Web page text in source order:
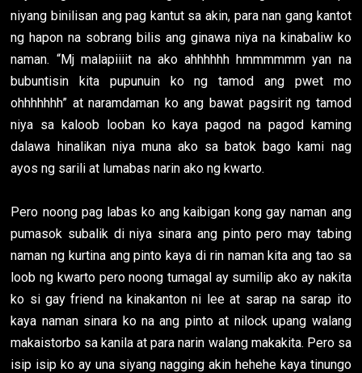
niyang binilisan ang pag kantut sa akin, para nan gang kantot
ng hapon na sobrang bilis ang ginawa niya na kinabaliw ko
naman. “Mj malapiiiit na ako ahhhhhh hmmmmmm yan na
bubuntisin kita pupunuin ko ng tamod ang pwet mo
ohhhhhhh” at naramdaman ko ang bawat pagsirit ng tamod
niya sa kaloob looban ko kaya pagod na pagod kaming
dalawa hinalikan niya muna ako sa batok bago kami nag
ayos ng sarili at lumabas narin ako ng kwarto.
Pero noong pag labas ko ang kaibigan kong gay naman ang
pumasok subalik di niya sinara ang pinto pero may tabing
naman ng kurtina ang pinto kaya di rin naman kita ang tao sa
loob ng kwarto pero noong tumagal ay sumilip ako ay nakita
ko si gay friend na kinakanton ni lee at sarap na sarap ito
kaya naman sinara ko na ang pinto at nilock upang walang
makaistorbo sa kanila at para narin walang makakita. Pero sa
isip isip ko ay una siyang nagging akin hehehe kaya tinungo